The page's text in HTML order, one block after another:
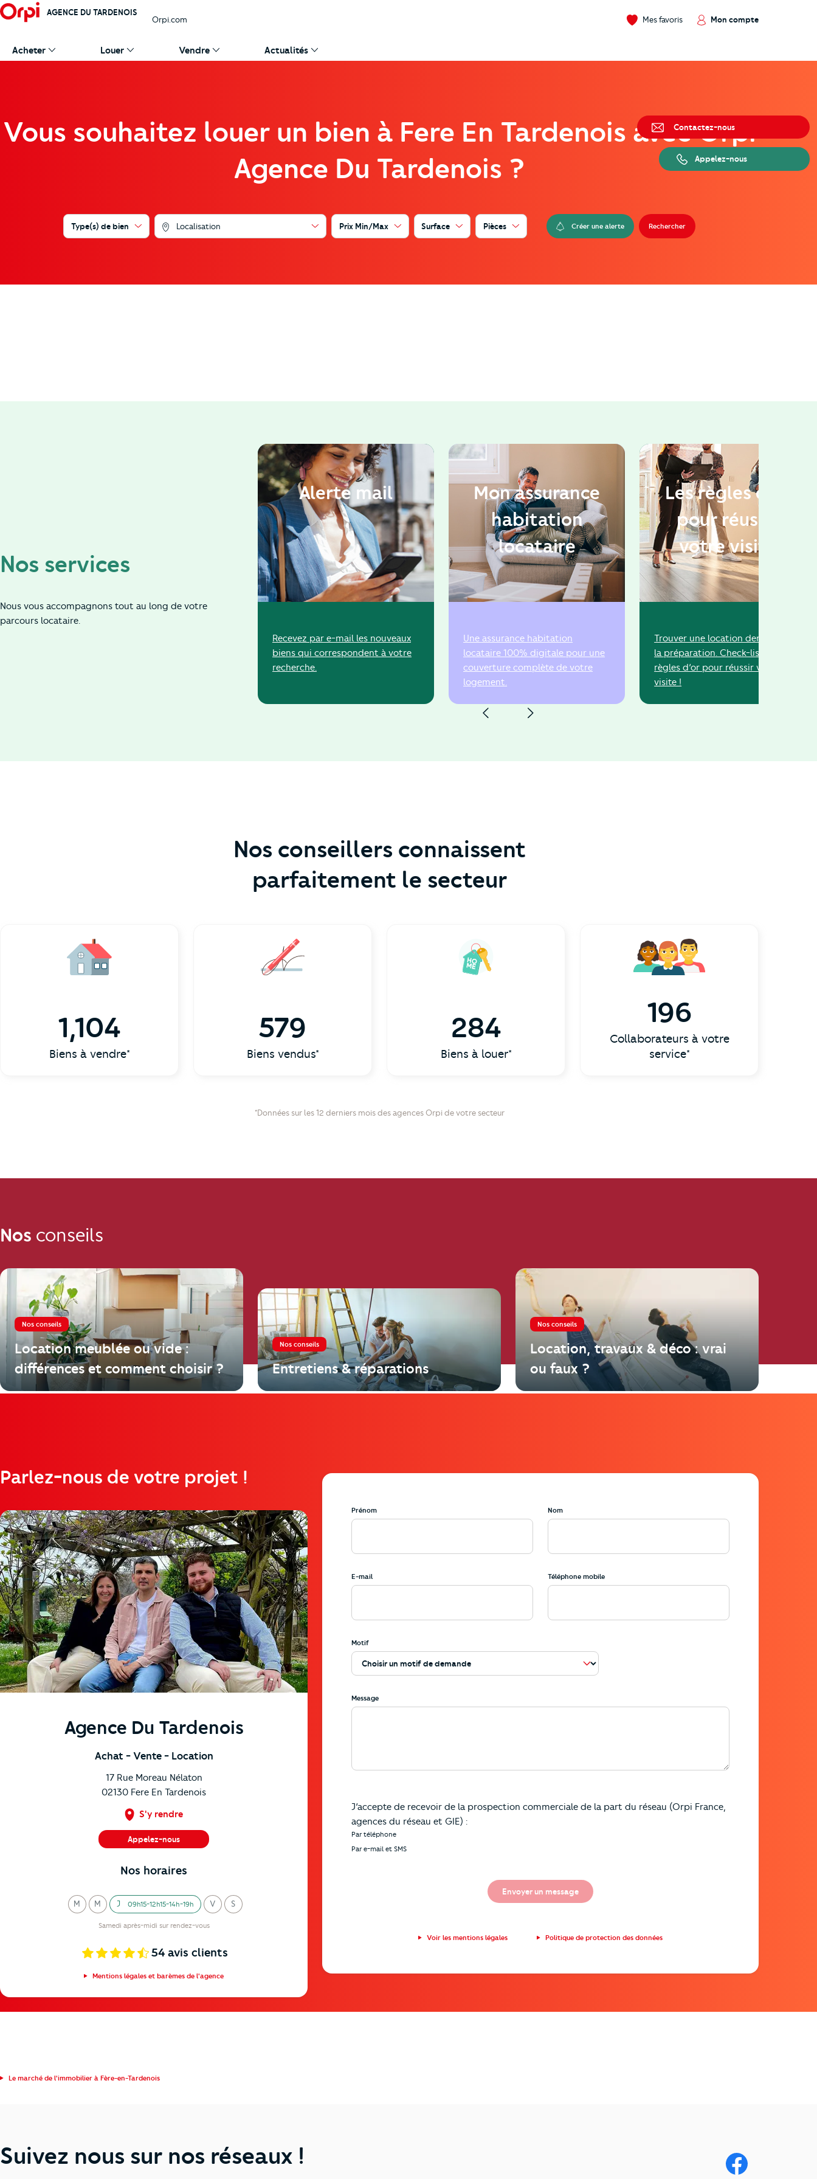
AGENCE DU TARDENOIS
Orpi.com Mes favoris Mon compte
Acheter Louer Vendre Actualités
Vous souhaitez louer un bien à Fere En Tardenois avec Orpi
Agence Du Tardenois ?
Type(s) de bien Localisation Prix Min/Max Surface Pièces Créer une alerte Rechercher
Nos services
Nous vous accompagnons tout au long de votre
parcours locataire.
Alerte mail
Recevez par e-mail les nouveaux
biens qui correspondent à votre
recherche.
Mon assurance
habitation
locataire
Une assurance habitation
locataire 100% digitale pour une
couverture complète de votre
logement.
Les règles d'or
pour réussir
votre visite
Trouver une location demande de
la préparation. Check-list des
règles d’or pour réussir votre
visite !
Nos conseillers connaissent
parfaitement le secteur
1,104
Biens à vendre*
579
Biens vendus*
284
Biens à louer*
196
Collaborateurs à votre
service*
*Données sur les 12 derniers mois des agences Orpi de votre secteur
Nos conseils
Nos conseils
Location meublée ou vide :
différences et comment choisir ?
Nos conseils
Entretiens & réparations
Nos conseils
Location, travaux & déco : vrai
ou faux ?
Parlez-nous de votre projet !
https://cutjhqvjma.cloudimg.io/_prod_/orpibackend/cda62_IMG-20240411-WA0034.jpg?p=agency-card&ci_url_encoded=1&ci_sign=5405ebf508453473d051f4ffac33d27dcda3ca0e
Agence Du Tardenois
Achat - Vente - Location
17 Rue Moreau Nélaton
02130 Fere En Tardenois
S'y rendre
Appelez-nous
Nos horaires
M
ardi
M
ercredi
J
eudi09h15-12h15-14h-19h V
endredi
S
amedi
Samedi après-midi sur rendez-vous
54avis clients
Mentions légales et barèmes de l'agence
Prénom Nom
E-mail Téléphone mobile
Motif
Message
J’accepte de recevoir de la prospection commerciale de la part du réseau (Orpi France,
agences du réseau et GIE) :
Par téléphone
Par e-mail et SMS
Envoyer un message
Voir les mentions légales Politique de protection des données
Le marché de l'immobilier à Fère-en-Tardenois
Suivez nous sur nos réseaux !
Contactez-nous
Appelez-nous